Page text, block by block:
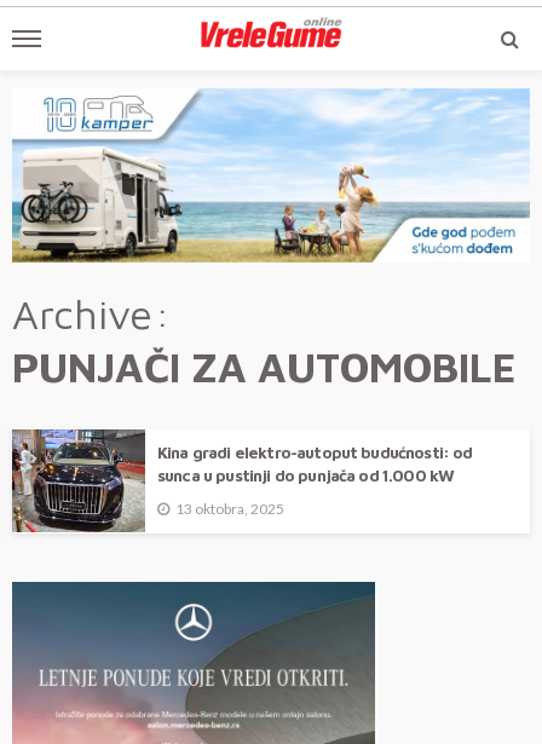
Archive
PUNJAČI ZA AUTOMOBILE
Kina gradi elektro-autoput budućnosti: od
sunca u pustinji do punjača od 1.000 kW
13 oktobra, 2025